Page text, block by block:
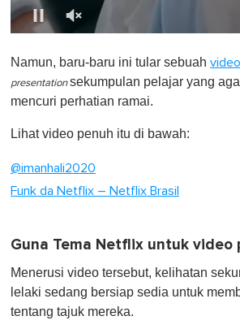
f
1
m
i
u
,
Namun, baru-baru ini tular sebuah video
presentationsekumpulan pelajar yang
mencuri perhatian ramai.
Lihat video penuh itu di bawah:
@imanhali2020
Funk da Netflix – Netflix Brasil
Guna Tema Netflix untuk video
Menerusi video tersebut, kelihatan
lelaki sedang bersiap sedia untuk
tentang tajuk mereka.